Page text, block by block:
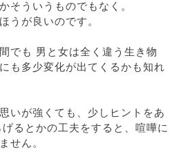
そういうものでもなく。
うが良いのです。
でも 男と女は全く違う生き物
も多少変化が出てくるかも知れ
いが強くても、少しヒントをあ
るとかの工夫をすると、喧嘩に
せん。